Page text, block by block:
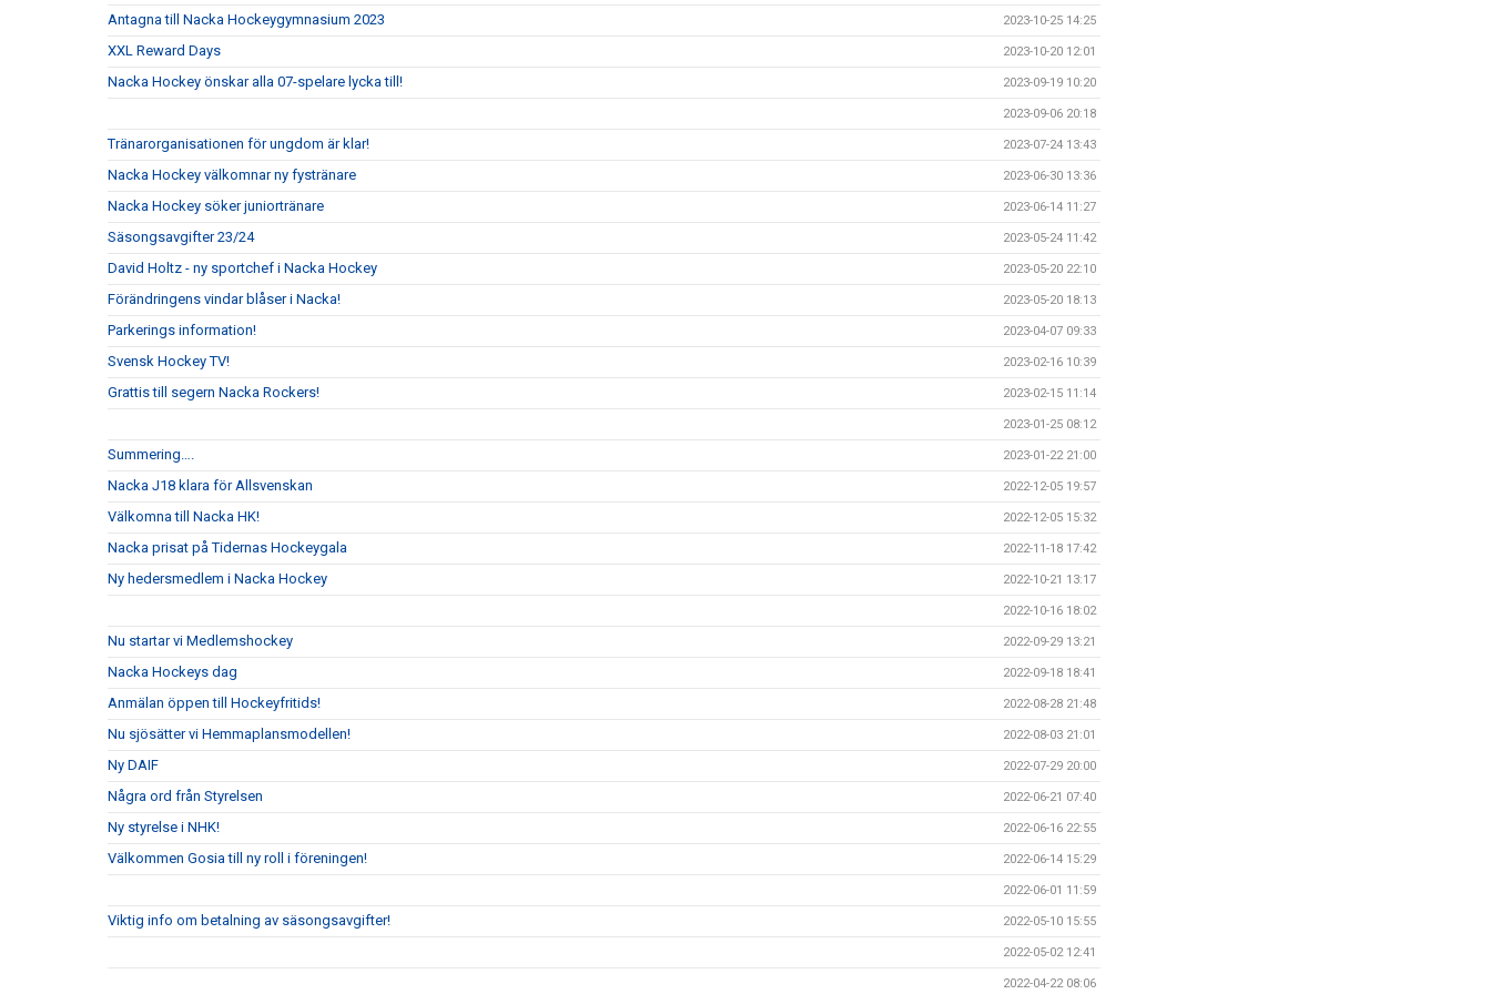
Antagna till Nacka Hockeygymnasium 2023 2023-10-25 14:25
XXL Reward Days 2023-10-20 12:01
Nacka Hockey önskar alla 07-spelare lycka till! 2023-09-19 10:20
2023-09-06 20:18
Tränarorganisationen för ungdom är klar! 2023-07-24 13:43
Nacka Hockey välkomnar ny fystränare 2023-06-30 13:36
Nacka Hockey söker juniortränare 2023-06-14 11:27
Säsongsavgifter 23/24 2023-05-24 11:42
David Holtz - ny sportchef i Nacka Hockey 2023-05-20 22:10
Förändringens vindar blåser i Nacka! 2023-05-20 18:13
Parkerings information! 2023-04-07 09:33
Svensk Hockey TV! 2023-02-16 10:39
Grattis till segern Nacka Rockers! 2023-02-15 11:14
2023-01-25 08:12
Summering…. 2023-01-22 21:00
Nacka J18 klara för Allsvenskan 2022-12-05 19:57
Välkomna till Nacka HK! 2022-12-05 15:32
Nacka prisat på Tidernas Hockeygala 2022-11-18 17:42
Ny hedersmedlem i Nacka Hockey 2022-10-21 13:17
2022-10-16 18:02
Nu startar vi Medlemshockey 2022-09-29 13:21
Nacka Hockeys dag 2022-09-18 18:41
Anmälan öppen till Hockeyfritids! 2022-08-28 21:48
Nu sjösätter vi Hemmaplansmodellen! 2022-08-03 21:01
Ny DAIF 2022-07-29 20:00
Några ord från Styrelsen 2022-06-21 07:40
Ny styrelse i NHK! 2022-06-16 22:55
Välkommen Gosia till ny roll i föreningen! 2022-06-14 15:29
2022-06-01 11:59
Viktig info om betalning av säsongsavgifter! 2022-05-10 15:55
2022-05-02 12:41
2022-04-22 08:06